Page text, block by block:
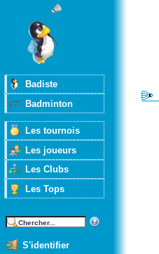
Badiste
Badminton
Les tournois
Les joueurs
Les Clubs
Les Tops
S'identifier